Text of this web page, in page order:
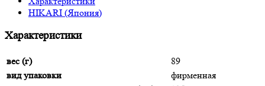
HIKARI (Япония)
Характеристики
вес (г)
89
вид упаковки
фирменная